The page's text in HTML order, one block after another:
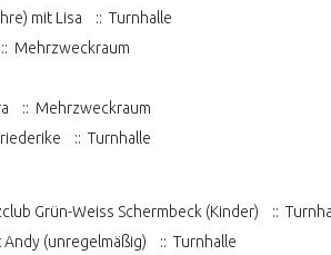
mit Lisa
:: Turnhalle
:: Mehrzweckraum
:: Mehrzweckraum
:: Turnhalle
Grün-Weiss Schermbeck (Kinder)
::
(unregelmäßig) :: Turnhalle